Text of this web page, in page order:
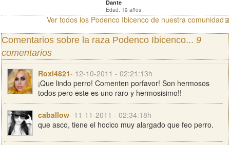
Dante
Edad: 19 años
Ver todos los Podenco Ibicenco de nuestra comunidad
Comentarios sobre la raza Podenco Ibicenco... 9
comentarios
Roxi4821- 12-10-2011 - 02:21:13h
¡Que lindo perro! Comenten porfavor! Son hermosos
todos pero este es uno raro y hermosisimo!!
caballow- 11-11-2011 - 02:34:18h
que asco, tiene el hocico muy alargado que feo perro.